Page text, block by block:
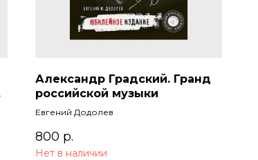
Александр Градский. Гранд
российской музыки
Евгений Додолев
800 р.
Нет в наличии